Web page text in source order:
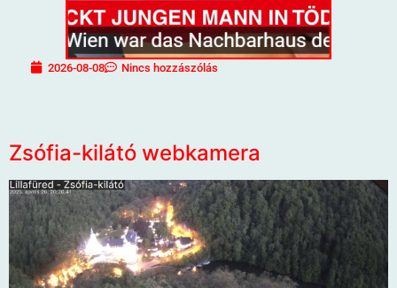
2026-08-08 Nincs hozzászólás
Zsófia-kilátó webkamera